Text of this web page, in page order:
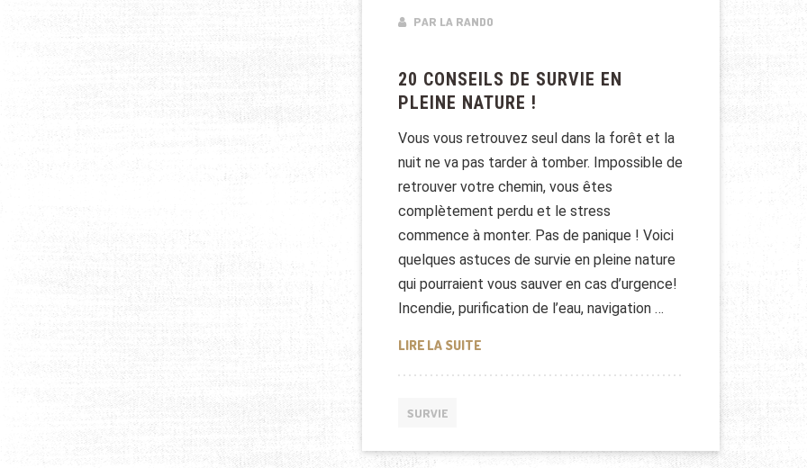
PAR LA RANDO
20 CONSEILS DE SURVIE EN
PLEINE NATURE !
Vous vous retrouvez seul dans la forêt et la
nuit ne va pas tarder à tomber. Impossible de
retrouver votre chemin, vous êtes
complètement perdu et le stress
commence à monter. Pas de panique ! Voici
quelques astuces de survie en pleine nature
qui pourraient vous sauver en cas d’urgence!
Incendie, purification de l’eau, navigation …
LIRE LA SUITE20 CONSEILS DE SURVIE EN PLEINE NATURE !
SURVIE